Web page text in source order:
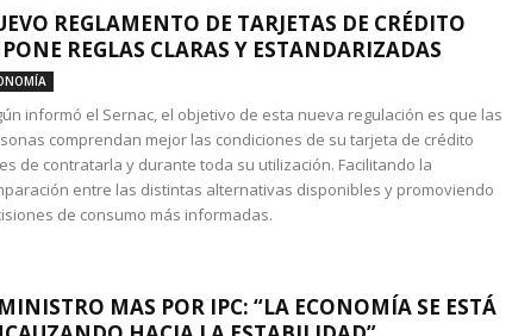
REGLAMENTO DE TARJETAS DE CRÉDITO
REGLAS CLARAS Y ESTANDARIZADAS
informó el Sernac, el objetivo de esta nueva regulación es que las
comprendan mejor las condiciones de su tarjeta de crédito
de contratarla y durante toda su utilización. Facilitando la
entre las distintas alternativas disponibles y promoviendo
de consumo más informadas.
MAS POR IPC: “LA ECONOMÍA SE ESTÁ